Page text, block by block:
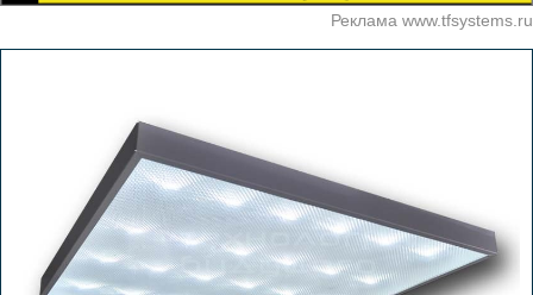
Реклама www.tfsystems.ru